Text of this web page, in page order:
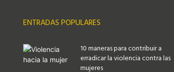
ENTRADAS POPULARES
10 maneras para contribuir a
erradicar la violencia contra las
mujeres